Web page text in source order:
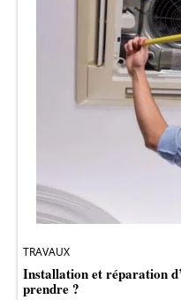
TRAVAUX
Installation et réparation
prendre ?